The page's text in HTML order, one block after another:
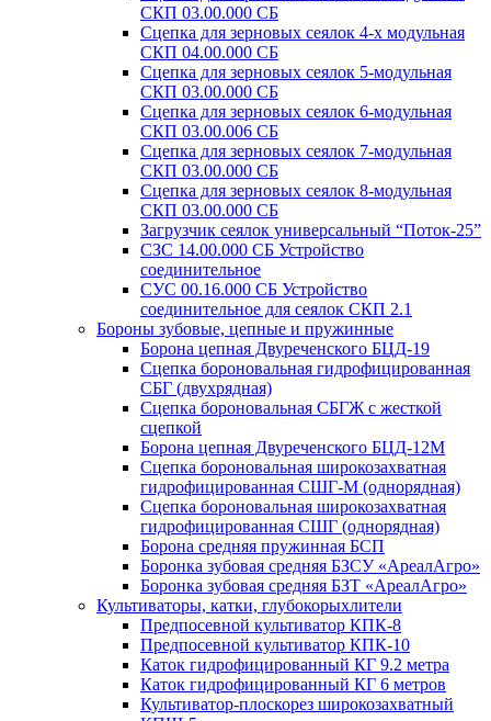
СКП 03.00.000 СБ
Сцепка для зерновых сеялок 4-х модульная
СКП 04.00.000 СБ
Сцепка для зерновых сеялок 5-модульная
СКП 03.00.000 СБ
Сцепка для зерновых сеялок 6-модульная
СКП 03.00.006 СБ
Сцепка для зерновых сеялок 7-модульная
СКП 03.00.000 СБ
Сцепка для зерновых сеялок 8-модульная
СКП 03.00.000 СБ
Загрузчик сеялок универсальный “Поток-25”
СЗС 14.00.000 СБ Устройство
соединительное
СУС 00.16.000 СБ Устройство
соединительное для сеялок СКП 2.1
Бороны зубовые, цепные и пружинные
Борона цепная Двуреченского БЦД-19
Сцепка бороновальная гидрофицированная
СБГ (двухрядная)
Сцепка бороновальная СБГЖ с жесткой
сцепкой
Борона цепная Двуреченского БЦД-12М
Сцепка бороновальная широкозахватная
гидрофицированная СШГ-М (однорядная)
Сцепка бороновальная широкозахватная
гидрофицированная СШГ (однорядная)
Борона средняя пружинная БСП
Боронка зубовая средняя БЗСУ «АреалАгро»
Боронка зубовая средняя БЗТ «АреалАгро»
Культиваторы, катки, глубокорыхлители
Предпосевной культиватор КПК-8
Предпосевной культиватор КПК-10
Каток гидрофицированный КГ 9.2 метра
Каток гидрофицированный КГ 6 метров
Культиватор-плоскорез широкозахватный